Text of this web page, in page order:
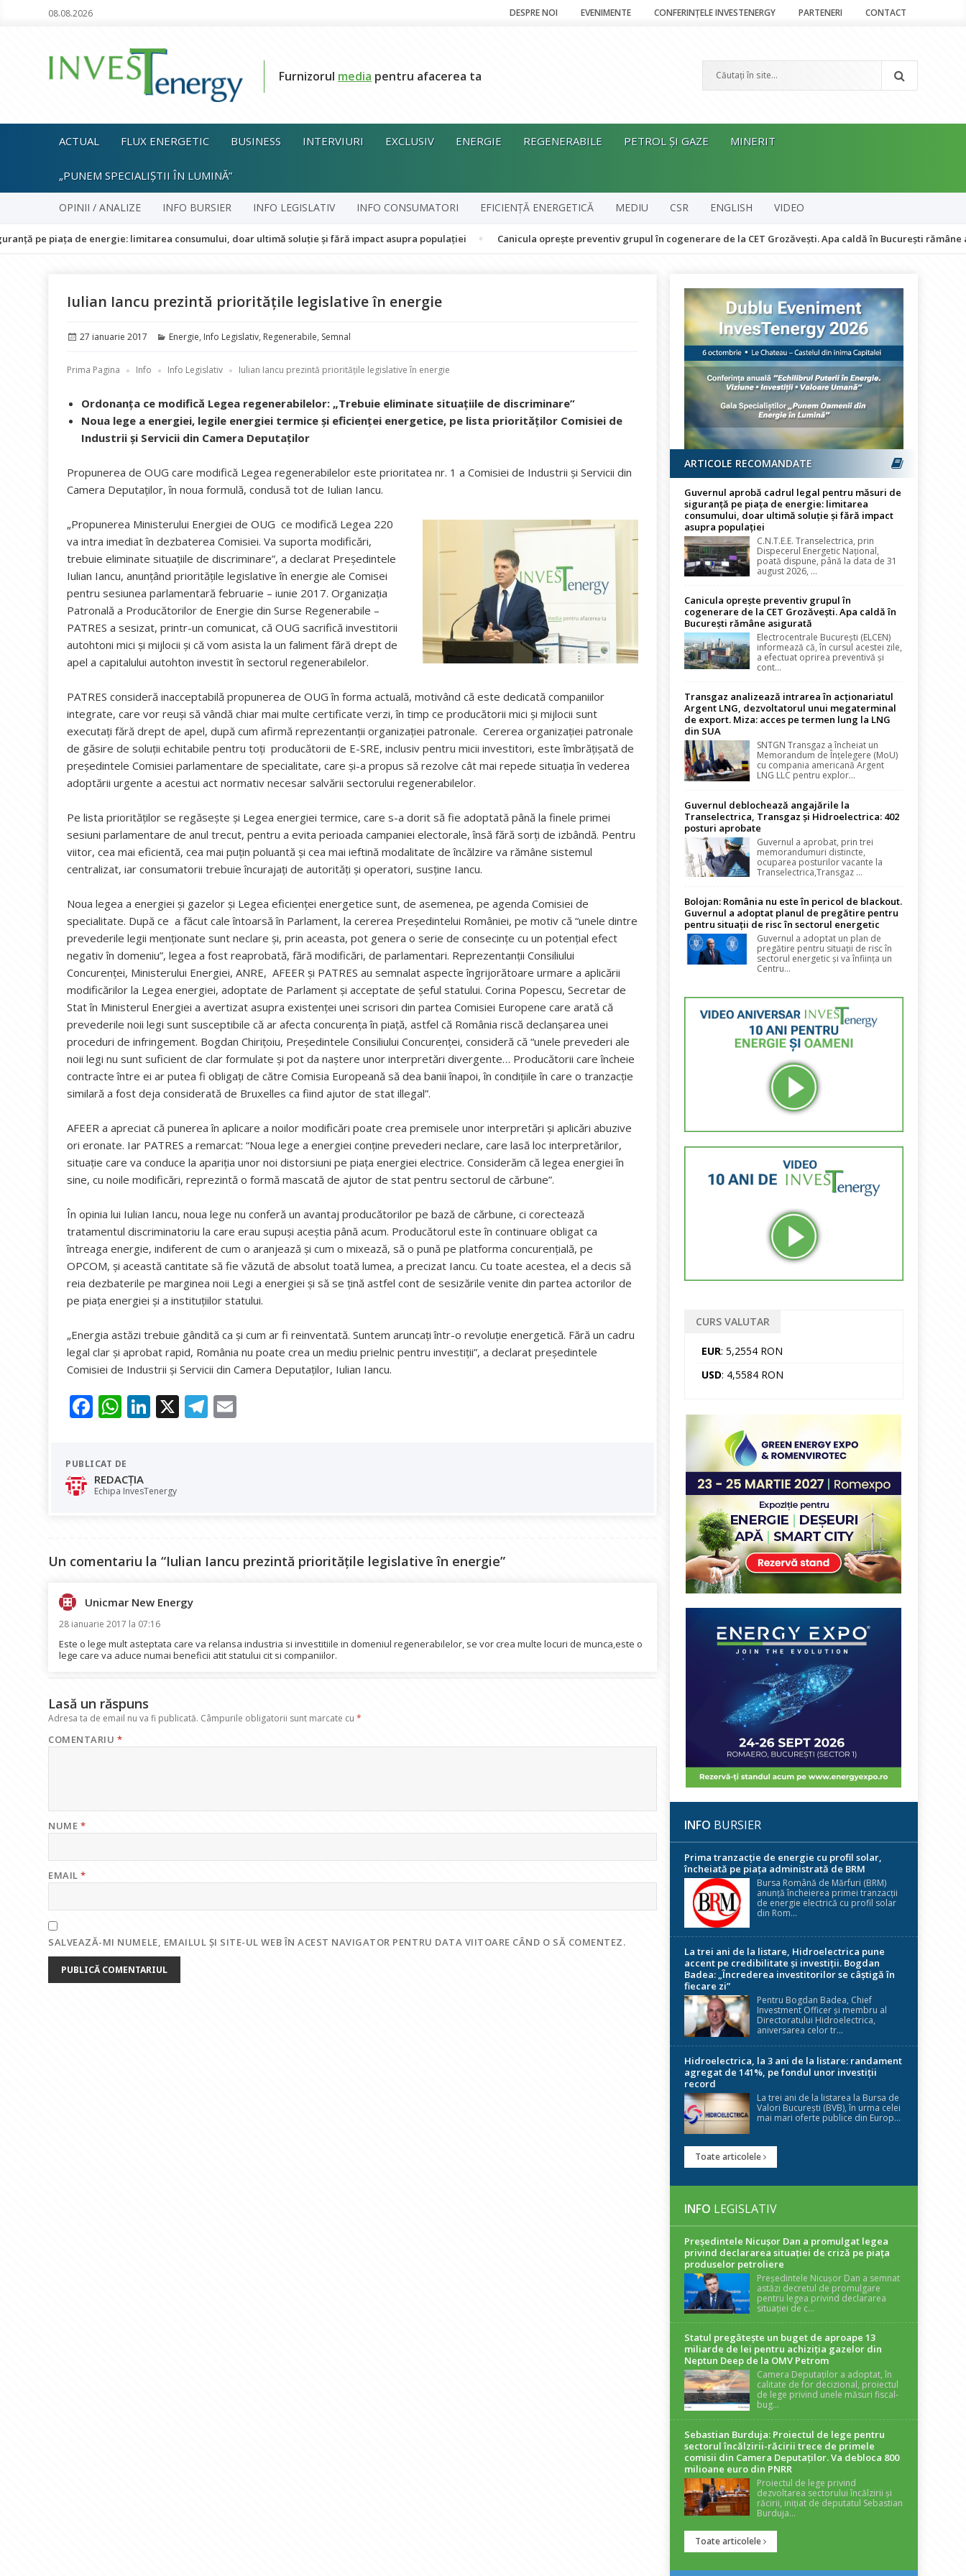
08.08.2026 DESPRE NOI EVENIMENTE CONFERINȚELE INVESTENERGY PARTENERI CONTACT
Furnizorul media pentru afacerea ta
ACTUAL FLUX ENERGETIC BUSINESS INTERVIURI EXCLUSIV ENERGIE REGENERABILE PETROL ȘI GAZE MINERIT
„PUNEM SPECIALIȘTII ÎN LUMINĂ”
OPINII / ANALIZE INFO BURSIER INFO LEGISLATIV INFO CONSUMATORI EFICIENȚĂ ENERGETICĂ MEDIU CSR ENGLISH VIDEO
de energie: limitarea consumului, doar ultimă soluție și fără impact asupra populației Canicula oprește preventiv grupul în cogenerare de la CET Grozăvești. Apa caldă în București rămâne asigurată
Iulian Iancu prezintă prioritățile legislative în energie
Publicat
27 ianuarie 2017 Categorii
Energie, Info Legislativ, Regenerabile, Semnal
Prima Pagina Info Info Legislativ Iulian Iancu prezintă prioritățile legislative în energie
Ordonanța ce modifică Legea regenerabilelor: „Trebuie eliminate situațiile de discriminare”
Noua lege a energiei, legile energiei termice și eficienței energetice, pe lista priorităților Comisiei de
Industrii și Servicii din Camera Deputaților
Propunerea de OUG care modifică Legea regenerabilelor este prioritatea nr. 1 a Comisiei de Industrii și Servicii din
Camera Deputaților, în noua formulă, condusă tot de Iulian Iancu.
„Propunerea Ministerului Energiei de OUG ce modifică Legea 220
va intra imediat în dezbaterea Comisiei. Va suporta modificări,
trebuie eliminate situațiile de discriminare”, a declarat Președintele
Iulian Iancu, anunțând prioritățile legislative în energie ale Comisei
pentru sesiunea parlamentară februarie – iunie 2017. Organizația
Patronală a Producătorilor de Energie din Surse Regenerabile –
PATRES a sesizat, printr-un comunicat, că OUG sacrifică investitorii
autohtoni mici și mijlocii și că vom asista la un faliment fără drept de
apel a capitalului autohton investit în sectorul regenerabilelor.
PATRES consideră inacceptabilă propunerea de OUG în forma actuală, motivând că este dedicată companiilor
integrate, care vor reuși să vândă chiar mai multe certificate verzi, în timp ce producătorii mici și mijlocii sunt
executați fără drept de apel, după cum afirmă reprezentanții organizației patronale. Cererea organizației patronale
de găsire de soluții echitabile pentru toți producătorii de E-SRE, inclusiv pentru micii investitori, este îmbrățișată de
președintele Comisiei parlamentare de specialitate, care și-a propus să rezolve cât mai repede situația în vederea
adoptării urgente a acestui act normativ necesar salvării sectorului regenerabilelor.
Pe lista priorităților se regăsește și Legea energiei termice, care s-a dorit să fie adoptată până la finele primei
sesiuni parlamentare de anul trecut, pentru a evita perioada campaniei electorale, însă fără sorți de izbândă. Pentru
viitor, cea mai eficientă, cea mai puțin poluantă și cea mai ieftină modalitate de încălzire va rămâne sistemul
centralizat, iar consumatorii trebuie încurajați de autorități și operatori, susține Iancu.
Noua legea a energiei și gazelor și Legea eficienței energetice sunt, de asemenea, pe agenda Comisiei de
specialitate. După ce a făcut cale întoarsă în Parlament, la cererea Președintelui României, pe motiv că “unele dintre
prevederile legii menționate sunt neclare și, prin aceasta, pot genera o serie de consecințe cu un potențial efect
negativ în domeniu”, legea a fost reaprobată, fără modificări, de parlamentari. Reprezentanții Consiliului
Concurenței, Ministerului Energiei, ANRE, AFEER și PATRES au semnalat aspecte îngrijorătoare urmare a aplicării
modificărilor la Legea energiei, adoptate de Parlament și acceptate de șeful statului. Corina Popescu, Secretar de
Stat în Ministerul Energiei a avertizat asupra existenței unei scrisori din partea Comisiei Europene care arată că
prevederile noii legi sunt susceptibile că ar afecta concurența în piață, astfel că România riscă declanșarea unei
proceduri de infringement. Bogdan Chirițoiu, Președintele Consiliului Concurenţei, consideră că “unele prevederi ale
noii legi nu sunt suficient de clar formulate şi pot da naştere unor interpretări divergente… Producătorii care încheie
contracte între ei ar putea fi obligaţi de către Comisia Europeană să dea banii înapoi, în condiţiile în care o tranzacţie
similară a fost deja considerată de Bruxelles ca fiind ajutor de stat illegal”.
AFEER a apreciat că punerea în aplicare a noilor modificări poate crea premisele unor interpretări și aplicări abuzive
ori eronate. Iar PATRES a remarcat: “Noua lege a energiei conține prevederi neclare, care lasă loc interpretărilor,
situație care va conduce la apariția unor noi distorsiuni pe piața energiei electrice. Considerăm că legea energiei în
sine, cu noile modificări, reprezintă o formă mascată de ajutor de stat pentru sectorul de cărbune”.
În opinia lui Iulian Iancu, noua lege nu conferă un avantaj producătorilor pe bază de cărbune, ci corectează
tratamentul discriminatoriu la care erau supuşi aceştia până acum. Producătorul este în continuare obligat ca
întreaga energie, indiferent de cum o aranjează şi cum o mixează, să o pună pe platforma concurenţială, pe
OPCOM, şi această cantitate să fie văzută de absolut toată lumea, a precizat Iancu. Cu toate acestea, el a decis să
reia dezbaterile pe marginea noii Legi a energiei și să se țină astfel cont de sesizările venite din partea actorilor de
pe piața energiei și a instituțiilor statului.
„Energia astăzi trebuie gândită ca și cum ar fi reinventată. Suntem aruncați într-o revoluție energetică. Fără un cadru
legal clar și aprobat rapid, România nu poate crea un mediu prielnic pentru investiții”, a declarat președintele
Comisiei de Industrii și Servicii din Camera Deputaților, Iulian Iancu.
F
e
b
o
W
at
s
A
Li
dI
X T
PUBLICAT DE
REDACȚIA
Echipa InvesTenergy
Un comentariu la “Iulian Iancu prezintă prioritățile legislative în energie”
Unicmar New Energy
28 ianuarie 2017 la 07:16
Este o lege mult asteptata care va relansa industria si investitiile in domeniul regenerabilelor, se vor crea multe locuri de munca,este o
lege care va aduce numai beneficii atit statului cit si companiilor.
Lasă un răspuns
Adresa ta de email nu va fi publicată. Câmpurile obligatorii sunt marcate cu*
COMENTARIU *
NUME *
EMAIL*
SALVEAZĂ-MI NUMELE, EMAILUL ȘI SITE-UL WEB ÎN ACEST NAVIGATOR PENTRU DATA VIITOARE CÂND O SĂ COMENTEZ.
ARTICOLE RECOMANDATE
Guvernul aprobă cadrul legal pentru măsuri de
siguranță pe piața de energie: limitarea
consumului, doar ultimă soluție și fără impact
asupra populației
C.N.T.E.E. Transelectrica, prin
Dispecerul Energetic Național,
poată dispune, până la data de 31
august 2026, ...
Canicula oprește preventiv grupul în
cogenerare de la CET Grozăvești. Apa caldă în
București rămâne asigurată
Electrocentrale București (ELCEN)
informează că, în cursul acestei zile,
a efectuat oprirea preventivă și
cont...
Transgaz analizează intrarea în acționariatul
Argent LNG, dezvoltatorul unui megaterminal
de export. Miza: acces pe termen lung la LNG
din SUA
SNTGN Transgaz a încheiat un
Memorandum de Înțelegere (MoU)
cu compania americană Argent
LNG LLC pentru explor...
Guvernul deblochează angajările la
Transelectrica, Transgaz și Hidroelectrica: 402
posturi aprobate
Guvernul a aprobat, prin trei
memorandumuri distincte,
ocuparea posturilor vacante la
Transelectrica,Transgaz ...
Bolojan: România nu este în pericol de blackout.
Guvernul a adoptat planul de pregătire pentru
pentru situații de risc în sectorul energetic
Guvernul a adoptat un plan de
pregătire pentru situații de risc în
sectorul energetic și va înființa un
Centru...
CURS VALUTAR
EUR: 5,2554 RON
USD: 4,5584 RON
INFO BURSIER
Prima tranzacție de energie cu profil solar,
încheiată pe piața administrată de BRM
Bursa Română de Mărfuri (BRM)
anunță încheierea primei tranzacții
de energie electrică cu profil solar
din Rom...
La trei ani de la listare, Hidroelectrica pune
accent pe credibilitate și investiții. Bogdan
Badea: „Încrederea investitorilor se câștigă în
fiecare zi”
Pentru Bogdan Badea, Chief
Investment Officer și membru al
Directoratului Hidroelectrica,
aniversarea celor tr...
Hidroelectrica, la 3 ani de la listare: randament
agregat de 141%, pe fondul unor investiții
record
La trei ani de la listarea la Bursa de
Valori București (BVB), în urma celei
mai mari oferte publice din Europ...
Toate articolele
INFO LEGISLATIV
Președintele Nicuşor Dan a promulgat legea
privind declararea situaţiei de criză pe piaţa
produselor petroliere
Președintele Nicușor Dan a semnat
astăzi decretul de promulgare
pentru legea privind declararea
situației de c...
Statul pregătește un buget de aproape 13
miliarde de lei pentru achiziția gazelor din
Neptun Deep de la OMV Petrom
Camera Deputaților a adoptat, în
calitate de for decizional, proiectul
de lege privind unele măsuri fiscal-
bug...
Sebastian Burduja: Proiectul de lege pentru
sectorul încălzirii-răcirii trece de primele
comisii din Camera Deputaților. Va debloca 800
milioane euro din PNRR
Proiectul de lege privind
dezvoltarea sectorului încălzirii și
răcirii, inițiat de deputatul Sebastian
Burduja...
Toate articolele